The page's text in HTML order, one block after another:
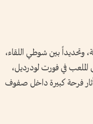
وتحديداً بين شوطي اللقاء،
الملعب في فورت لودرديل،
فرحة كبيرة داخل صفوف